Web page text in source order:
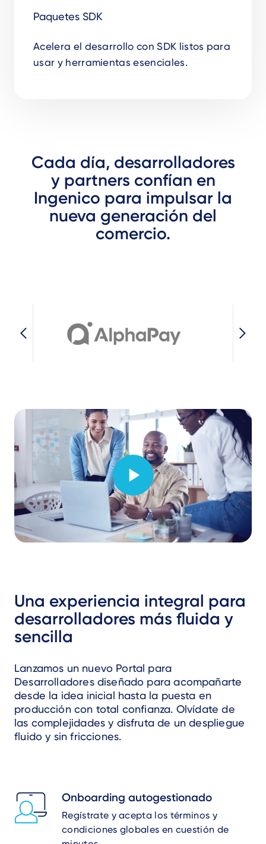
Paquetes SDK
Acelera el desarrollo con SDK listos para
usar y herramientas esenciales.
Cada día, desarrolladores
y partners confían en
Ingenico para impulsar la
nueva generación del
comercio.
Video
Una experiencia integral para
desarrolladores más fluida y
sencilla
Lanzamos un nuevo Portal para
Desarrolladores diseñado para acompañarte
desde la idea inicial hasta la puesta en
producción con total confianza. Olvídate de
las complejidades y disfruta de un despliegue
fluido y sin fricciones.
Onboarding autogestionado
Regístrate y acepta los términos y
condiciones globales en cuestión de